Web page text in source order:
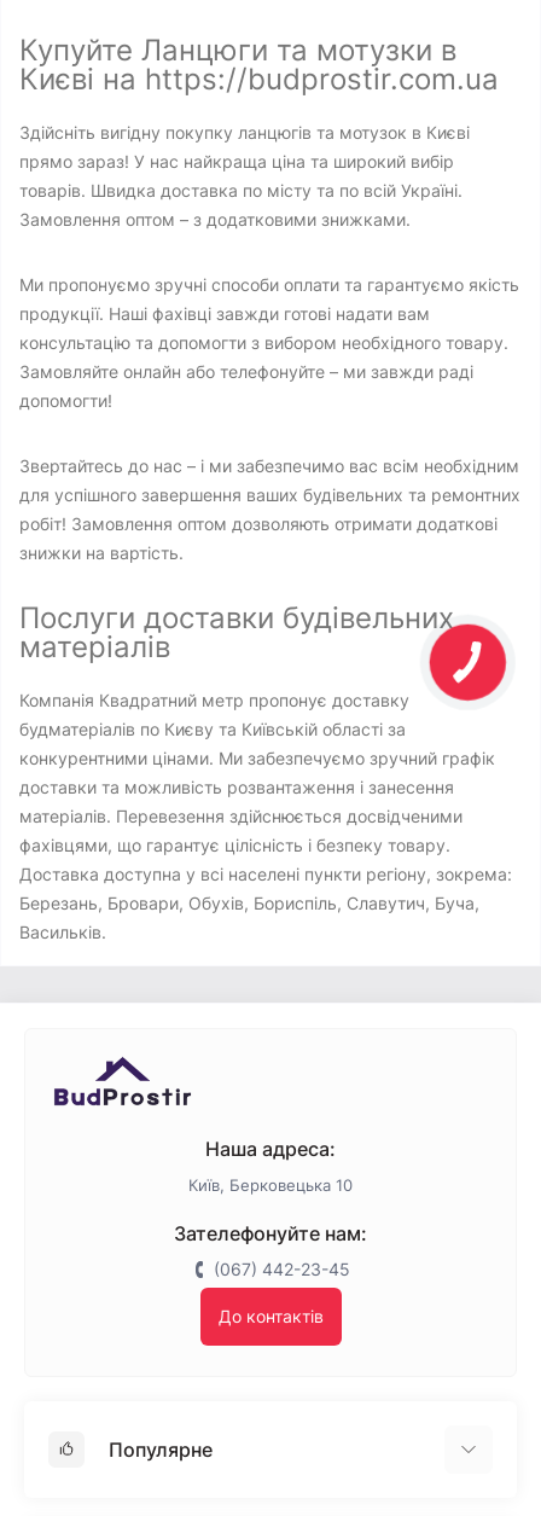
Купуйте Ланцюги та мотузки в
Києві на https://budprostir.com.ua
Здійсніть вигідну покупку ланцюгів та мотузок в Києві
прямо зараз! У нас найкраща ціна та широкий вибір
товарів. Швидка доставка по місту та по всій Україні.
Замовлення оптом – з додатковими знижками.
Ми пропонуємо зручні способи оплати та гарантуємо якість
продукції. Наші фахівці завжди готові надати вам
консультацію та допомогти з вибором необхідного товару.
Замовляйте онлайн або телефонуйте – ми завжди раді
допомогти!
Звертайтесь до нас – і ми забезпечимо вас всім необхідним
для успішного завершення ваших будівельних та ремонтних
робіт! Замовлення оптом дозволяють отримати додаткові
знижки на вартість.
Послуги доставки будівельних
матеріалів
Компанія Квадратний метр пропонує доставку
будматеріалів по Києву та Київській області за
конкурентними цінами. Ми забезпечуємо зручний графік
доставки та можливість розвантаження і занесення
матеріалів. Перевезення здійснюється досвідченими
фахівцями, що гарантує цілісність і безпеку товару.
Доставка доступна у всі населені пункти регіону, зокрема:
Березань, Бровари, Обухів, Бориспіль, Славутич, Буча,
Васильків.
Наша адреса:
Київ, Берковецька 10
Зателефонуйте нам:
(067) 442-23-45
До контактів
Популярне